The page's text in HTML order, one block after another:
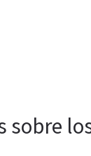
sobre